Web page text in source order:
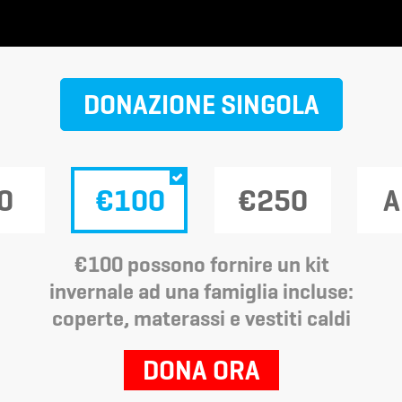
DONAZIONE SINGOLA
€100 €250
€100 possono fornire un kit
invernale ad una famiglia incluse:
coperte, materassi e vestiti caldi
DONA ORA